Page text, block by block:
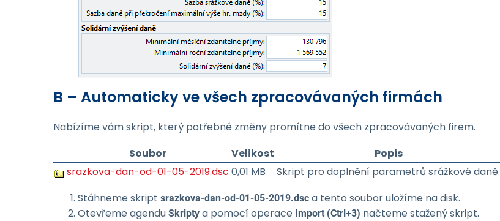
B – Automaticky ve všech zpracovávaných firmách
Nabízíme vám skript, který potřebné změny promítne do všech zpracovávaných firem.
Soubor
Velikost
Popis
srazkova-dan-od-01-05-2019.dsc 0,01 MB
Skript pro doplnění parametrů srážkové daně.
Stáhneme skript srazkova-dan-od-01-05-2019.dsc a tento soubor uložíme na disk.
Otevřeme agendu Skripty a pomocí operace Import (Ctrl+3) načteme stažený skript.